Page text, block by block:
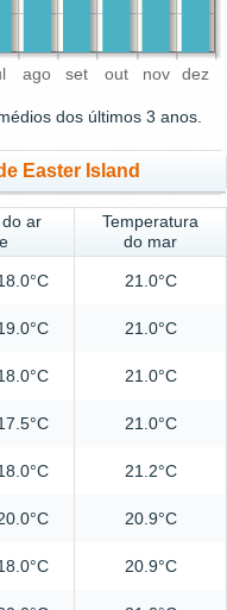
ago set out nov dez
dos últimos 3 anos.
Easter Island
ar
Temperatura
do mar
21.0°C
21.0°C
21.0°C
21.0°C
21.2°C
20.9°C
20.9°C